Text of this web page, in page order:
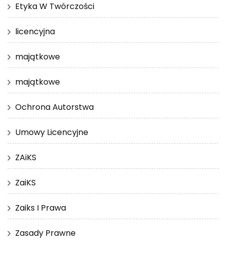
Etyka W Twórczości
licencyjna
majątkowe
majątkowe
Ochrona Autorstwa
Umowy Licencyjne
ZAiKS
ZaiKS
Zaiks I Prawa
Zasady Prawne